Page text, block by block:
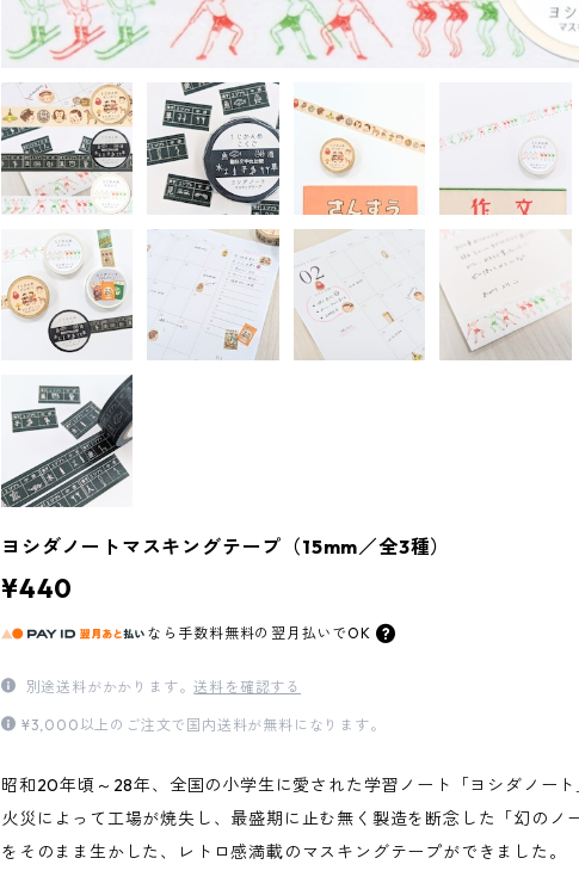
ヨシダノートマスキングテープ（15mm／全3種）
¥440
なら 手数料無料の 翌月払いでOK
別途送料がかかります。送料を確認する
¥3,000以上のご注文で国内送料が無料になります。
昭和20年頃～28年、全国の小学生に愛された学習ノート「ヨシダノート
火災によって工場が焼失し、最盛期に止む無く製造を断念した「幻のノ
をそのまま生かした、レトロ感満載のマスキングテープができました。